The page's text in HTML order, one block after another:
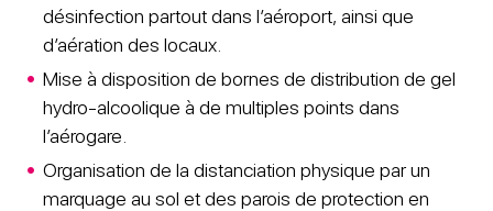
désinfection partout dans l’aéroport, ainsi que
d’aération des locaux.
Mise à disposition de bornes de distribution de gel
hydro-alcoolique à de multiples points dans
l’aérogare.
Organisation de la distanciation physique par un
marquage au sol et des parois de protection en